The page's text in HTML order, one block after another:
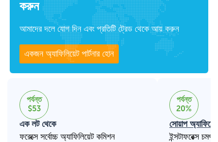
করুন
আমাদের দলে যোগ দিন এবং প্রতিটি ট্রেড থেকে আয় করুন
একজন অ্যাফিলিয়েট পার্টনার হোন
পর্যন্ত
$53
এক লট থেকে
ফরেক্সে সর্বোচ্চ অ্যাফিলিয়েট কমিশন
পর্যন্ত
20%
সোয়াপ
ইন্সটাফরেক্স